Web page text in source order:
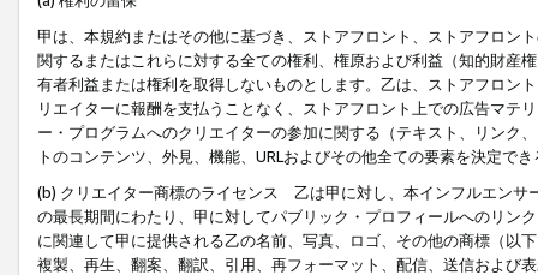
甲は、本規約またはその他に基づき、ストアフロント、ストアフロン
関するまたはこれらに対する全ての権利、権原および利益（知的財産
有者利益または権利を取得しないものとします。乙は、ストアフロン
リエイターに報酬を支払うことなく、ストアフロント上での広告マテ
ー・プログラムへのクリエイターの参加に関する（テキスト、リンク
トのコンテンツ、外見、機能、URLおよびその他全ての要素を決定で
(b) クリエイター商標のライセンス 乙は甲に対し、本インフルエンサ
の最長期間にわたり、甲に対してパブリック・プロフィールへのリン
に関連して甲に提供される乙の名前、写真、ロゴ、その他の商標（以
複製、再生、翻案、翻訳、引用、再フォーマット、配信、送信および